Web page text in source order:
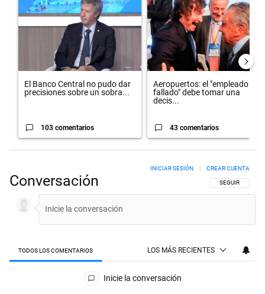
El Banco Central no pudo dar
precisiones sobre un sobra...
103 comentarios
Aeropuertos: el "empleado
fallado" debe tomar una
decis...
43 comentarios
Conversación SIGA ESTA
SEGUIR
INICIAR SESIÓN | CREAR CUENTA
TODOS LOS COMENTARIOS LOS MÁS RECIENTES
Todos los comentarios
Inicie la conversación